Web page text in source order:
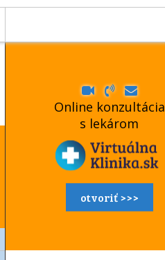
Online konzultácia
s lekárom
otvoriť >>>